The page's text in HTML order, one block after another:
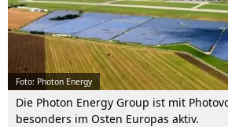
Foto: Photon Energy
Die Photon Energy Group ist mit
besonders im Osten Europas aktiv.